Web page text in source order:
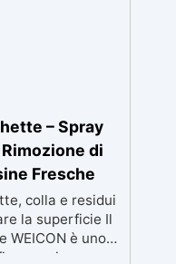
o fiamme.
– Spray
di
Fresche
colla e residui
la superficie Il
WEICON è uno
per rimuovere